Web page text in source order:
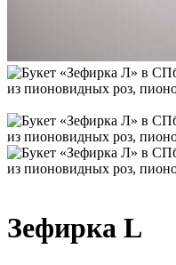
Зефирка L